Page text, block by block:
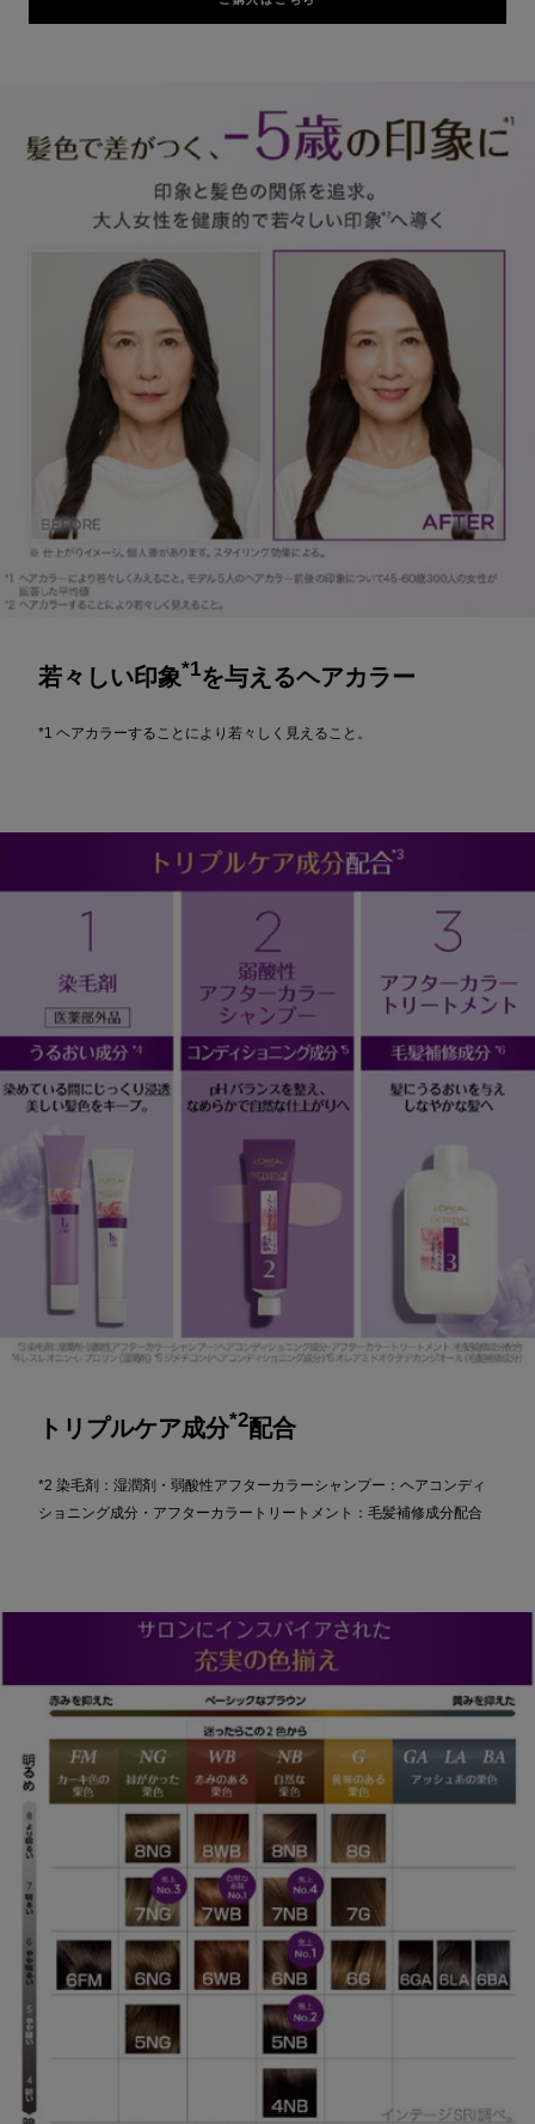
若々しい印象*1を与えるヘアカラー
*1 ヘアカラーすることにより若々しく見えること。
トリプルケア成分*2配合
*2 染毛剤：湿潤剤・弱酸性アフターカラーシャンプー：ヘアコンディ
ショニング成分・アフターカラートリートメント：毛髪補修成分配合